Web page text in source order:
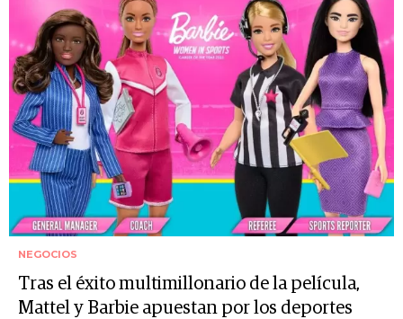
NEGOCIOS
Tras el éxito multimillonario de la película,
Mattel y Barbie apuestan por los deportes